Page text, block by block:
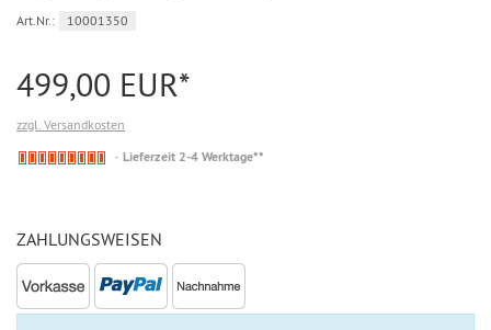
Art.Nr.: 10001350
499,00 EUR*
zzgl. Versandkosten
Nicht
Lieferzeit 2-4 Werktage**
ZAHLUNGSWEISEN